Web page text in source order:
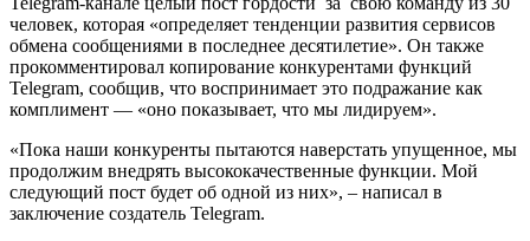
человек, которая «определяет тенденции развития сервисов
обмена сообщениями в последнее десятилетие». Он также
прокомментировал копирование конкурентами функций
Telegram, сообщив, что воспринимает это подражание как
комплимент — «оно показывает, что мы лидируем».
«Пока наши конкуренты пытаются наверстать упущенное, мы
продолжим внедрять высококачественные функции. Мой
следующий пост будет об одной из них», – написал в
заключение создатель Telegram.